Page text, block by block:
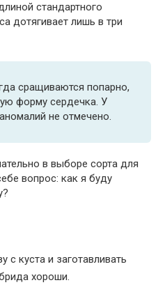
стандартного
дотягивает лишь в три
сращиваются попарно,
форму сердечка. У
не отмечено.
в выборе сорта для
вопрос: как я буду
с куста и заготавливать
хороши.